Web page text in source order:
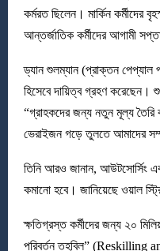
কর্মরত ছিলেন। মার্কিন কর্মীদের
আন্তর্জাতিক কর্মীদের আগামী
ড্যান শুলম্যান (প্রাক্তন পেপ্যাল
হিসেবে দায়িত্ব গ্রহণ করেছেন।
“গ্রাহকদের জন্য নতুন মূল্য
ভেরাইজন গড়ে তুলতে আমাদের
তিনি আরও জানান, আউটসোর্সিং
কমানো হবে। জানিয়েছে ওয়াল
ক্ষতিগ্রস্ত কর্মীদের জন্য ২০
পরিবর্তন তহবিল” (Reskilling